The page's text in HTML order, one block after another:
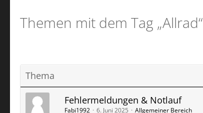
Themen mit dem Tag „Allrad“
Thema
Fehlermeldungen & Notlauf
Fabi1992 6. Juni 2025 Allgemeiner Bereich